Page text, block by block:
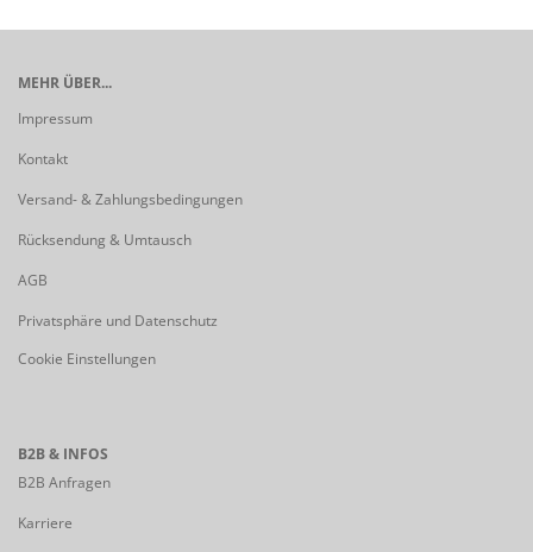
MEHR ÜBER...
Impressum
Kontakt
Versand- & Zahlungsbedingungen
Rücksendung & Umtausch
AGB
Privatsphäre und Datenschutz
Cookie Einstellungen
B2B & INFOS
B2B Anfragen
Karriere